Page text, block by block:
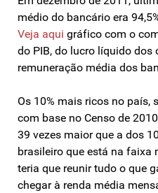
médio do bancário era
Veja aqui gráfico com o
do PIB, do lucro líquido dos
remuneração média dos
Os 10% mais ricos no país,
com base no Censo de
39 vezes maior que a dos
brasileiro que está na faixa
teria que reunir tudo o que
chegar à renda média